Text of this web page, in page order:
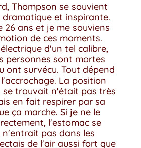
Thompson se souvient
dramatique et inspirante.
26 ans et je me souviens
de ces moments.
d'un tel calibre,
personnes sont mortes
ont survécu. Tout dépend
La position
se trouvait n'était pas très
en fait respirer par sa
ça marche. Si je ne le
l'estomac se
pas dans les
de l'air aussi fort que